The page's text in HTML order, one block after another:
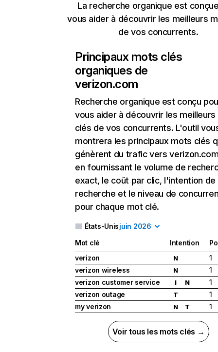
La recherche organique est
vous aider à découvrir les meilleurs
de vos concurrents.
Principaux mots clés
organiques de
verizon.com
Recherche organique est conçu
vous aider à découvrir les
clés de vos concurrents. L'outil
montrera les principaux mots clés
génèrent du trafic vers
en fournissant le volume de
exact, le coût par clic, l'intention de
recherche et le niveau de
pour chaque mot clé.
États-Unisjuin 2026
Mot clé Intention
verizon
N
1
verizon wireless
N
1
verizon customer service
I N
1
verizon outage
T
1
my verizon
N T 1
Voir tous les mots clés →